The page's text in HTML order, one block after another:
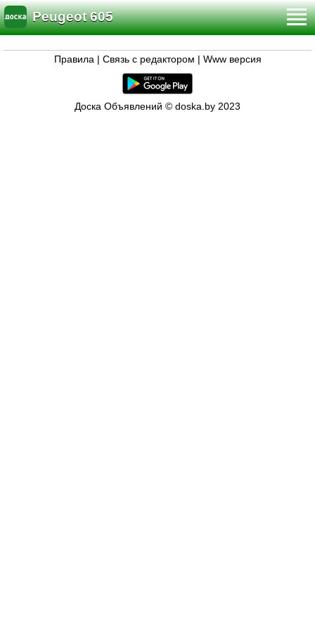
Peugeot 605
Правила Связь с редактором Www версия
Доска Объявлений © doska.by 2023